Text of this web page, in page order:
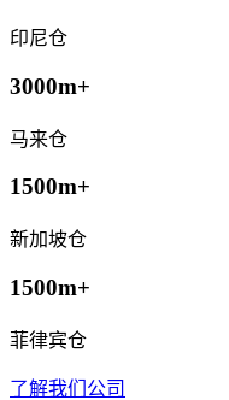
印尼仓
3000m+
马来仓
1500m+
新加坡仓
1500m+
菲律宾仓
了解我们公司